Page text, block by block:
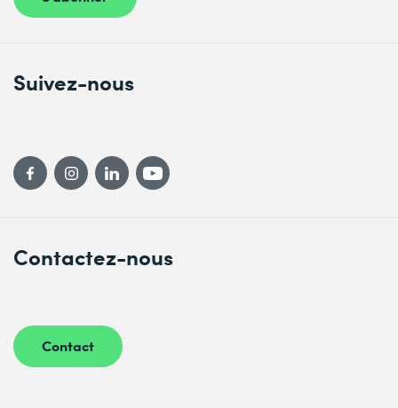
Contactez-nous
Contact
Suivez-nous